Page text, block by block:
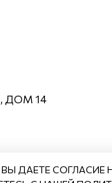
ДОМ 14
ДАЕТЕ СОГЛАСИЕ